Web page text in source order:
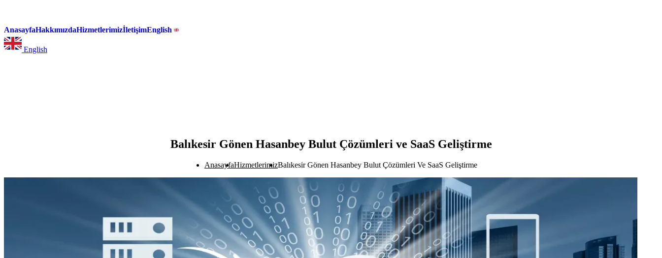
AnasayfaHakkımızdaHizmetlerimizİletişimEnglish
English
Balıkesir Gönen Hasanbey Bulut Çözümleri ve SaaS Geliştirme
AnasayfaHizmetlerimizBalıkesir Gönen Hasanbey Bulut Çözümleri Ve SaaS Geliştirme